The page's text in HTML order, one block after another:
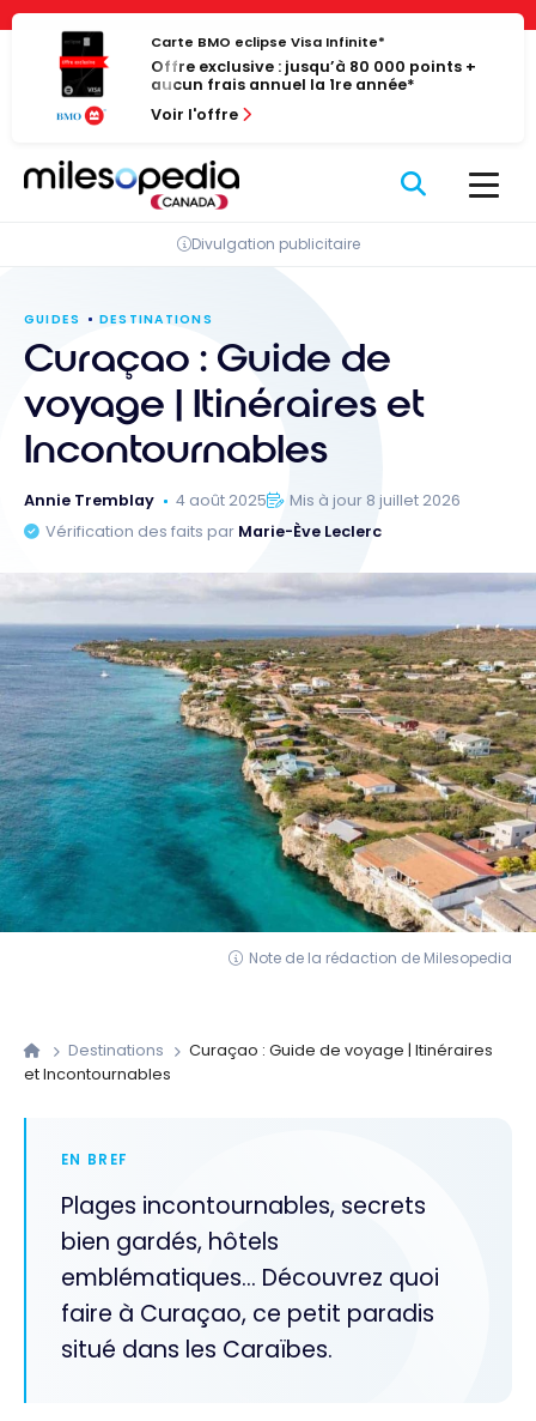
Panneau de gestion des cookies
Passer
contenu
Carte BMO eclipse Visa Infinite*
Offre exclusive : jusqu’à 80 000 points +
aucun frais annuel la 1re année*
Voir l'offre
Divulgation publicitaire
GUIDES DESTINATIONS
Curaçao : Guide de
voyage | Itinéraires et
Incontournables
Annie Tremblay 4 août 2025
Mis à jour 8 juillet 2026
Vérification des faits par Marie-Ève Leclerc
Note de la rédaction de Milesopedia
Destinations
Curaçao : Guide de voyage | Itinéraires
et Incontournables
EN BREF
Plages incontournables, secrets
bien gardés, hôtels
emblématiques… Découvrez quoi
faire à Curaçao, ce petit paradis
situé dans les Caraïbes.